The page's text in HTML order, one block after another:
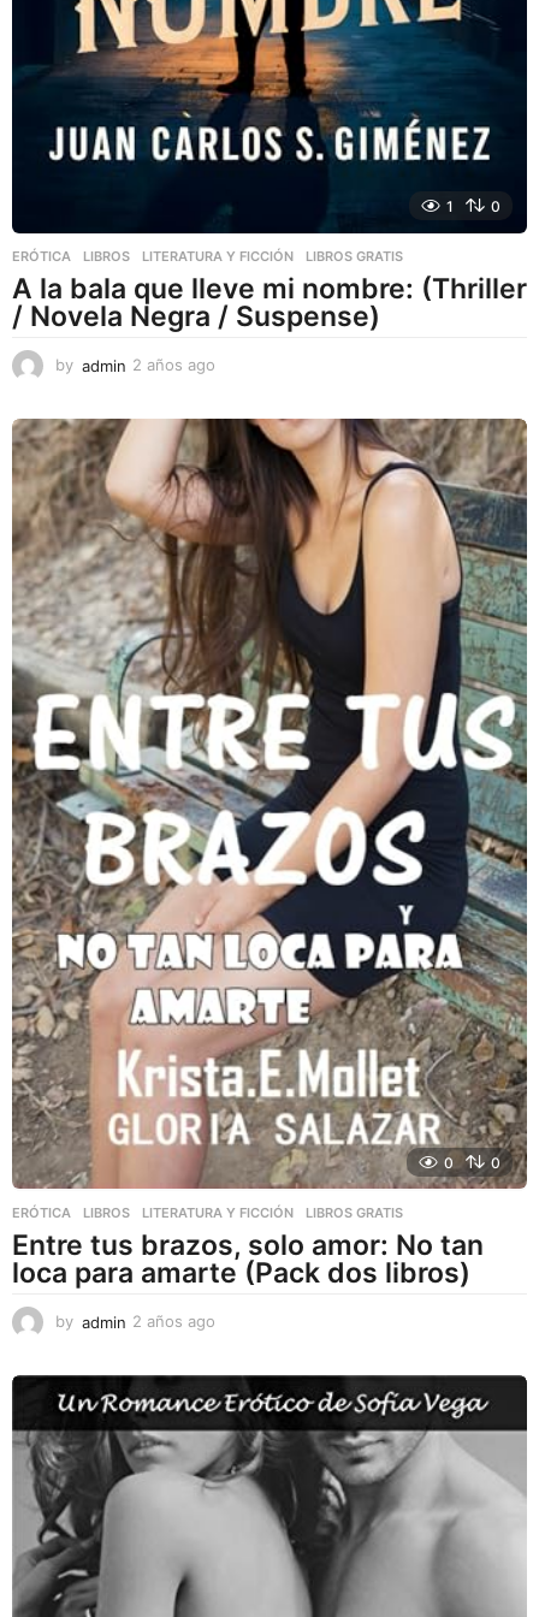
1 0
ERÓTICA ,LIBROS ,LITERATURA Y FICCIÓN LIBROS GRATIS
A la bala que lleve mi nombre: (Thriller
/ Novela Negra / Suspense)
by admin 2 años ago
s
a
g
0 0
ERÓTICA ,LIBROS ,LITERATURA Y FICCIÓN LIBROS GRATIS
Entre tus brazos, solo amor: No tan
loca para amarte (Pack dos libros)
by admin 2 años ago
s
a
g
o